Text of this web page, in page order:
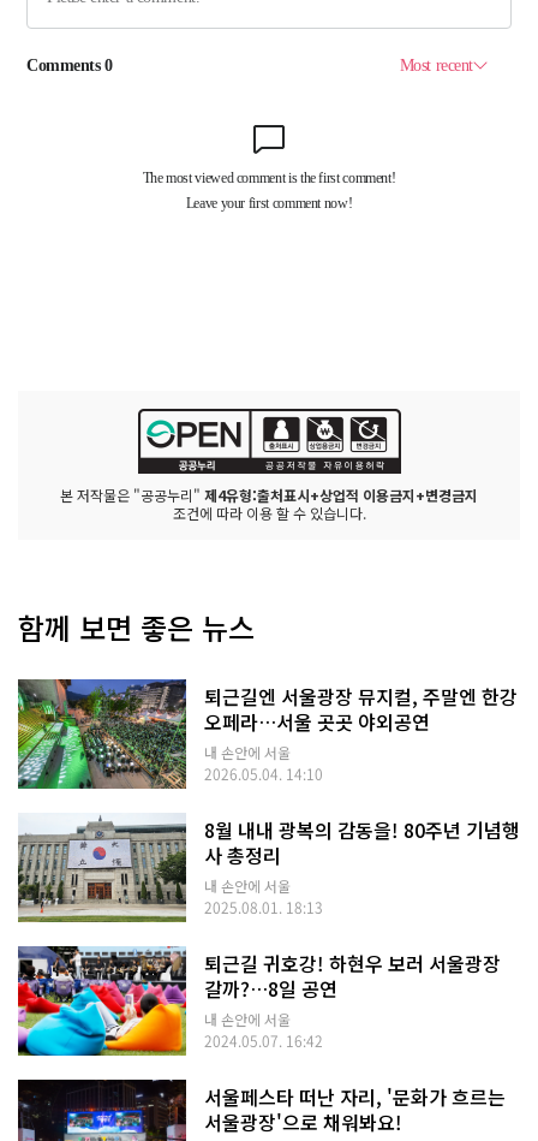
본 저작물은 "공공누리" 제4유형:출처표시+상업적 이용금지+변경금지
조건에 따라 이용 할 수 있습니다.
함께 보면 좋은 뉴스
퇴근길엔 서울광장 뮤지컬, 주말엔 한강
오페라…서울 곳곳 야외공연
내 손안에 서울
2026.05.04. 14:10
8월 내내 광복의 감동을! 80주년 기념행
사 총정리
내 손안에 서울
2025.08.01. 18:13
퇴근길 귀호강! 하현우 보러 서울광장
갈까?…8일 공연
내 손안에 서울
2024.05.07. 16:42
서울페스타 떠난 자리, '문화가 흐르는
서울광장'으로 채워봐요!